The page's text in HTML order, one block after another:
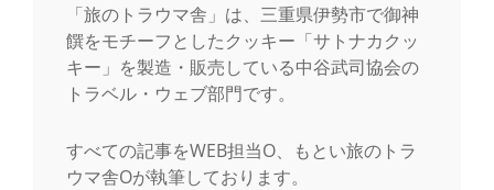
「旅のトラウマ舎」は、三重県伊勢市で御神
饌をモチーフとしたクッキー「サトナカクッ
キー」を製造・販売している中谷武司協会の
トラベル・ウェブ部門です。
すべての記事をWEB担当O、もとい旅のトラ
ウマ舎Oが執筆しております。